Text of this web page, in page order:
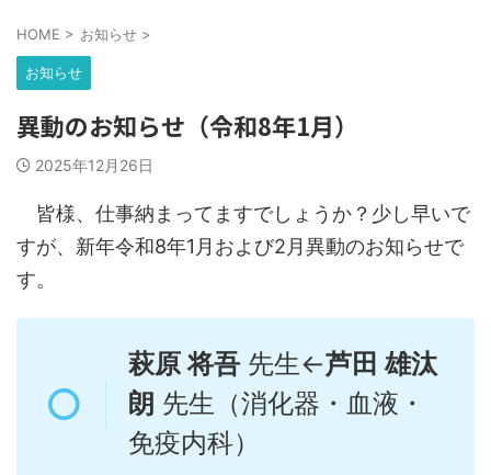
HOME > お知らせ >
お知らせ
異動のお知らせ（令和8年1月）
2025年12月26日
皆様、仕事納まってますでしょうか？少し早いで
すが、新年令和8年1月および2月異動のお知らせで
す。
萩原 将吾先生←芦田 雄汰
朗 先生（消化器・血液・
免疫内科）